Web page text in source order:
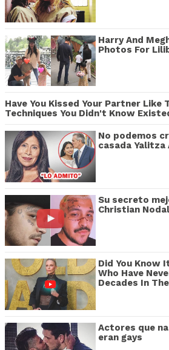
Harry And
Photos For
Have You Kissed Your Partner Like
Techniques You Didn't Know
No podemos
casada Yalitza
Su secreto
Christian
Did You Know
Who Have
Decades In
Actores que
eran gays